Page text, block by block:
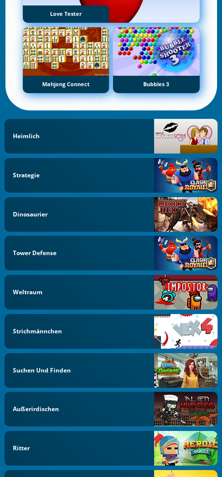
Love Tester
Mahjong Connect Bubbles 3
Heimlich
Strategie
Dinosaurier
Tower Defense
Weltraum
Strichmännchen
Suchen Und Finden
Außerirdischen
Ritter